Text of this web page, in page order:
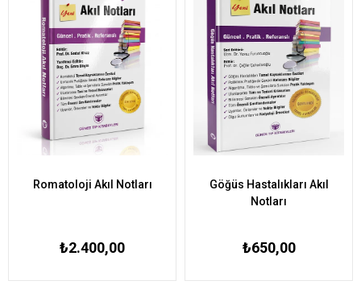
Romatoloji Akıl Notları
₺2.400,00
Göğüs Hastalıkları Akıl
Notları
₺650,00